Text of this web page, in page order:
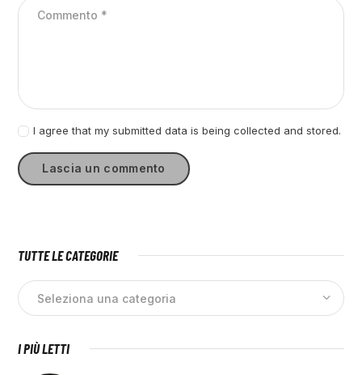
I agree that my submitted data is being collected and stored.
TUTTE LE CATEGORIE
I PIÙ LETTI